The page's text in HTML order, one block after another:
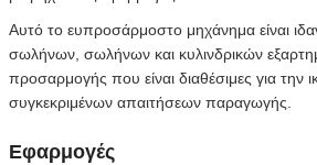
Αυτό το ευπροσάρμοστο μηχάνημα είναι
σωλήνων, σωλήνων και κυλινδρικών
προσαρμογής που είναι διαθέσιμες για την
συγκεκριμένων απαιτήσεων παραγωγής.
Εφαρμογές